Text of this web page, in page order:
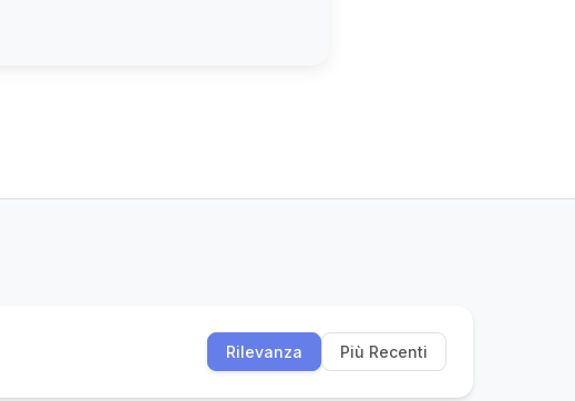
Rilevanza Più Recenti